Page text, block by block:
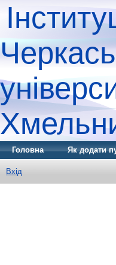
Головна Як додати
Вхід